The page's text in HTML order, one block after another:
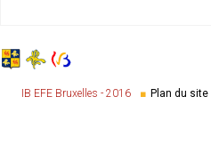
IB EFE Bruxelles - 2016 Plan du site